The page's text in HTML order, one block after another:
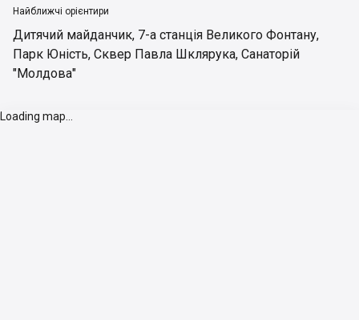
Найближчі орієнтири
Дитячий майданчик, 7-а станція Великого Фонтану,
Парк Юність, Сквер Павла Шклярука, Санаторій
"Молдова"
Loading map...